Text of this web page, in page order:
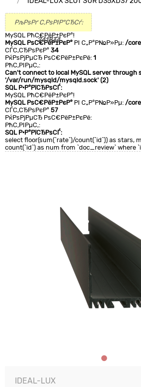
РљРѕРґ С‚РѕРІР°СЂСѓ:
241834
MySQL РћС€РёР±РєР°!
MySQL РѕС€РёР±РєР° РІ С„Р°Р№Р»Рµ: /
СЃС‚СЂРѕРєР° 34
РќРѕРјРµСЂ РѕС€РёР±РєРё: 1
РћС‚РІРµС‚:
Can't connect to local MySQL server through
'/var/run/mysqld/mysqld.sock' (2)
SQL Р·Р°РїСЂРѕСЃ:
MySQL РћС€РёР±РєР°!
MySQL РѕС€РёР±РєР° РІ С„Р°Р№Р»Рµ: /
СЃС‚СЂРѕРєР° 57
РќРѕРјРµСЂ РѕС€РёР±РєРё:
РћС‚РІРµС‚:
SQL Р·Р°РїСЂРѕСЃ:
select floor(sum(`rate`)/count(`id`)) as stars,
count(`id`) as num from `doc_review` where
IDEAL-LUX